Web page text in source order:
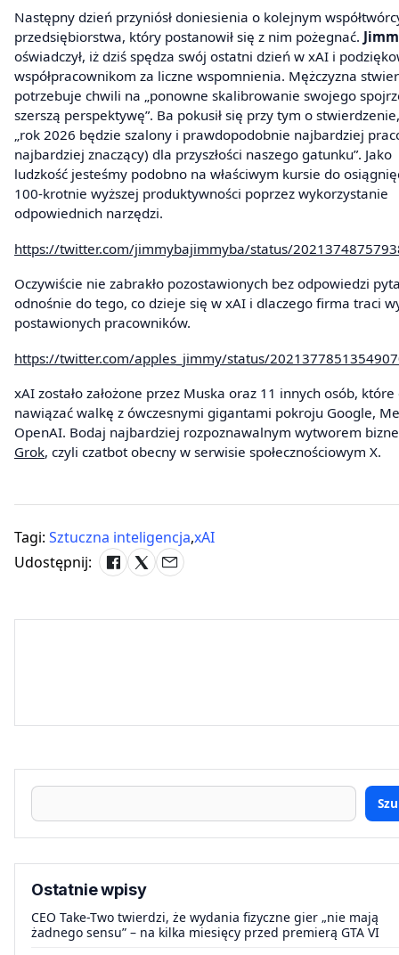
Następny dzień przyniósł doniesienia o kolejnym
przedsiębiorstwa, który postanowił się z nim pożegnać.
oświadczył, iż dziś spędza swój ostatni dzień w xAI i
współpracownikom za liczne wspomnienia. Mężczyzna
potrzebuje chwili na „ponowne skalibrowanie swojego
szerszą perspektywę”. Ba pokusił się przy tym o
„rok 2026 będzie szalony i prawdopodobnie najbardziej
najbardziej znaczący) dla przyszłości naszego gatunku”. Jako
ludzkość jesteśmy podobno na właściwym kursie do
100-krotnie wyższej produktywności poprzez wykorzystanie
odpowiednich narzędzi.
https://twitter.com/jimmybajimmyba/status/
Oczywiście nie zabrakło pozostawionych bez odpowiedzi
odnośnie do tego, co dzieje się w xAI i dlaczego firma traci
postawionych pracowników.
https://twitter.com/apples_jimmy/status/
xAI zostało założone przez Muska oraz 11 innych osób, które
nawiązać walkę z ówczesnymi gigantami pokroju Google,
OpenAI. Bodaj najbardziej rozpoznawalnym wytworem
Grok, czyli czatbot obecny w serwisie społecznościowym X.
Tagi: Sztuczna inteligencja,xAI
Udostępnij:
Ostatnie wpisy
CEO Take-Two twierdzi, że wydania fizyczne gier „nie mają
żadnego sensu” – na kilka miesięcy przed premierą GTA VI